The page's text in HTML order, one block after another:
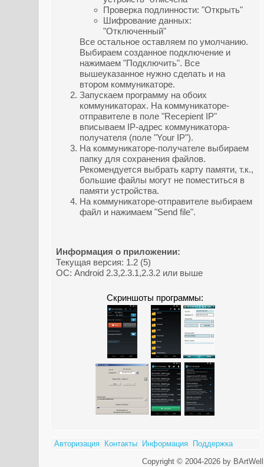
Проверка подлинности: "Открыть"
Шифрование данных:
"Отключенный"
Все остальное оставляем по умолчанию.
Выбираем созданное подключение и
нажимаем "Подключить". Все
вышеуказанное нужно сделать и на
втором коммуникаторе.
Запускаем программу на обоих
коммуникаторах. На коммуникаторе-
отправителе в поле "Recepient IP"
вписываем IP-адрес коммуникатора-
получателя (поле "Your IP").
На коммуникаторе-получателе выбираем
папку для сохранения файлов.
Рекомендуется выбрать карту памяти, т.к.,
большие файлы могут не поместиться в
памяти устройства.
На коммуникаторе-отправителе выбираем
файл и нажимаем "Send file".
Информация о приложении:
Текущая версия: 1.2 (5)
ОС: Android 2.3,2.3.1,2.3.2 или выше
Скриншоты программы:
Авторизация Контакты Информация
Поддержка
Copyright © 2004-2026 by BArtWell